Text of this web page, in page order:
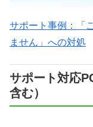
サポート事例：「
ません」への対処
サポート対応
含む）